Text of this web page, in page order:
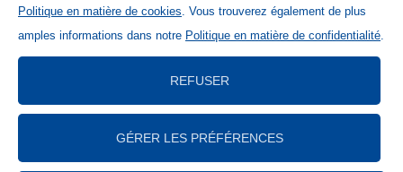
Déclaration de protection des données
Directives relatives aux cookies
Lieferanteninformationen
Allgemeine Geschäftsbedingungen
Impressum
Politique en matière de cookies. Vous trouverez également de plus
amples informations dans notre Politique en matière de confidentialité.
REFUSER
GÉRER LES PRÉFÉRENCES